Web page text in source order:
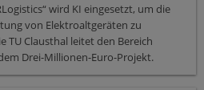
wird KI eingesetzt, um die
von Elektroaltgeräten zu
TU Clausthal leitet den Bereich
Drei-Millionen-Euro-Projekt.